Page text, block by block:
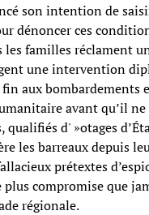
son intention de
dénoncer ces
les familles réclament
une intervention
aux bombardements
avant qu’il
qualifiés d' »otages
les barreaux depuis
prétextes
compromise que
régionale.